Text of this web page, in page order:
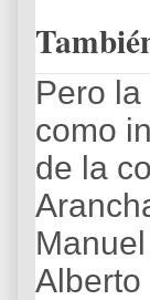
Pero
como
de la
Alberto